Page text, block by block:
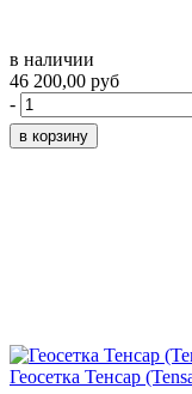
в наличии
46 200,00 руб
-
Геосетка Тенсар